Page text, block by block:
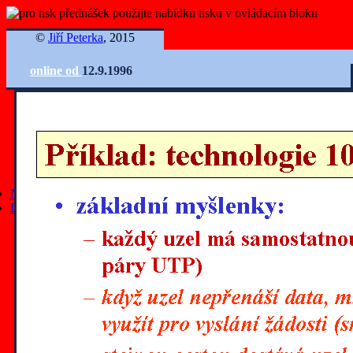
© Jiří Peterka, 2015
online od 12.9.1996
Nejnovější články
Další články
všechny články
články z roku 2025
články z roku 2023
články z roku 2022
články z roku 2021